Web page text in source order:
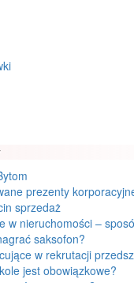
prezenty
sprzedaż
w nieruchomości –
saksofon?
w rekrutacji
jest obowiązkowe?